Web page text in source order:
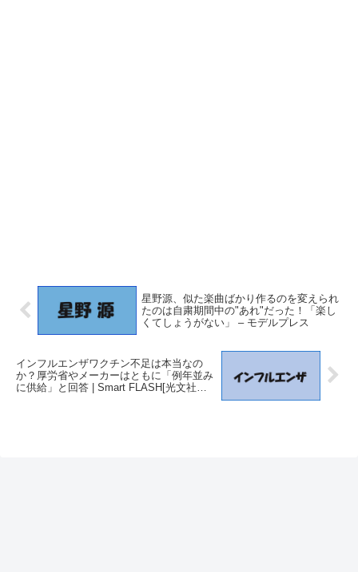
星野源、似た楽曲ばかり作るのを変えられ
たのは自粛期間中の"あれ"だった！「楽し
くてしょうがない」 – モデルプレス
インフルエンザワクチン不足は本当なの
か？厚労省やメーカーはともに「例年並み
に供給」と回答 | Smart FLASH[光文社週